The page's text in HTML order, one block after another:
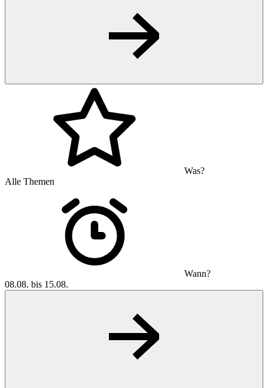
Was?
Alle Themen
Wann?
08.08. bis 15.08.